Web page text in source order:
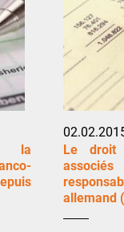
la
Le droit
allemand